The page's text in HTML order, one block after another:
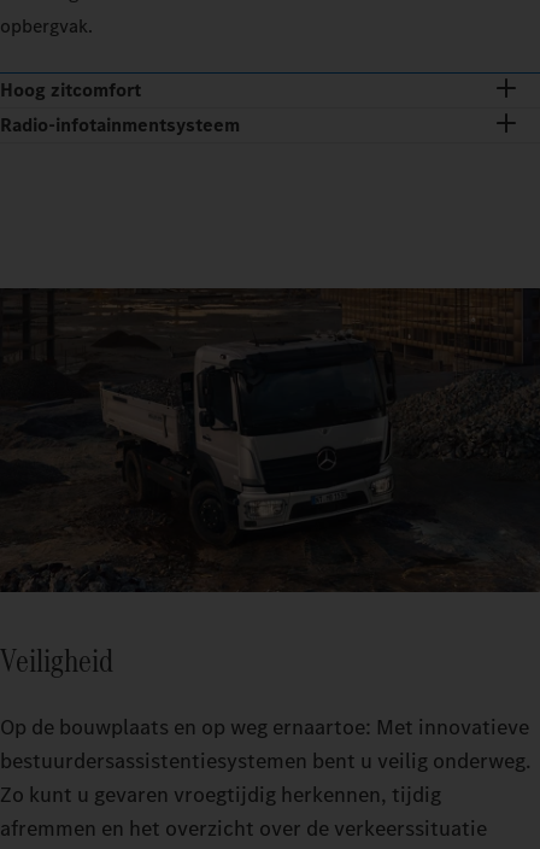
opbergvak.
Hoog zitcomfort
Radio-infotainmentsysteem
Veiligheid
Op de bouwplaats en op weg ernaartoe: Met innovatieve
bestuurdersassistentiesystemen bent u veilig onderweg.
Zo kunt u gevaren vroegtijdig herkennen, tijdig
afremmen en het overzicht over de verkeerssituatie